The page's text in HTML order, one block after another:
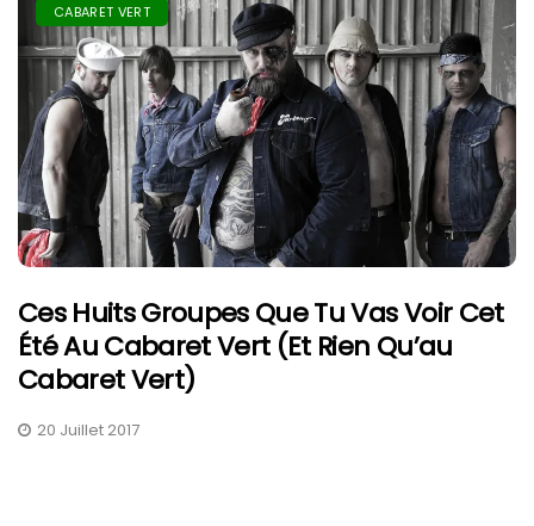
CABARET VERT
Ces Huits Groupes Que Tu Vas Voir Cet
Été Au Cabaret Vert (et Rien Qu’au
Cabaret Vert)
20 Juillet 2017